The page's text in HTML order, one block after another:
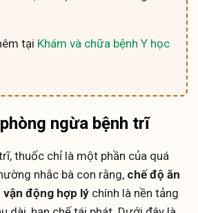
tại Khám và chữa bệnh Y học
ngừa bệnh trĩ
thuốc chỉ là một phần của quá
nhắc bà con rằng, chế độ ăn
động hợp lý chính là nền tảng